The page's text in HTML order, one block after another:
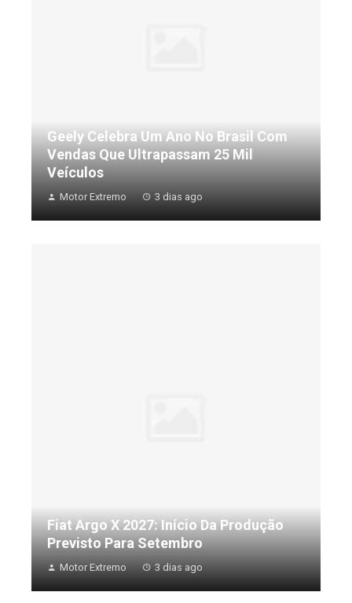
Geely Celebra Um Ano No Brasil Com
Vendas Que Ultrapassam 25 Mil
Veículos
Motor Extremo 3 dias ago
Fiat Argo X 2027: Início Da Produção
Previsto Para Setembro
Motor Extremo 3 dias ago